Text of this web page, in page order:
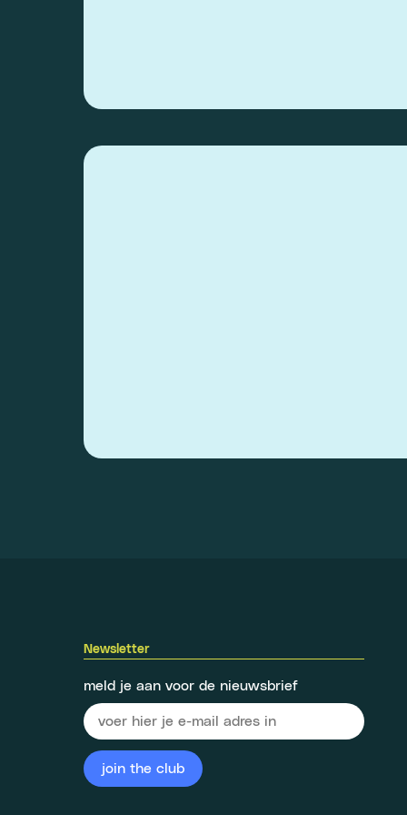
Newsletter
meld je aan voor de nieuwsbrief